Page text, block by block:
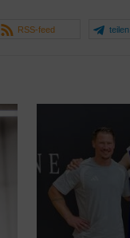
RSS-feed teilen